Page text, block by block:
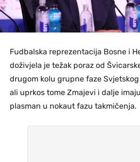
Fudbalska reprezentacija Bosne i
doživjela je težak poraz od
drugom kolu grupne faze
ali uprkos tome Zmajevi i dalje
plasman u nokaut fazu takmičenja.